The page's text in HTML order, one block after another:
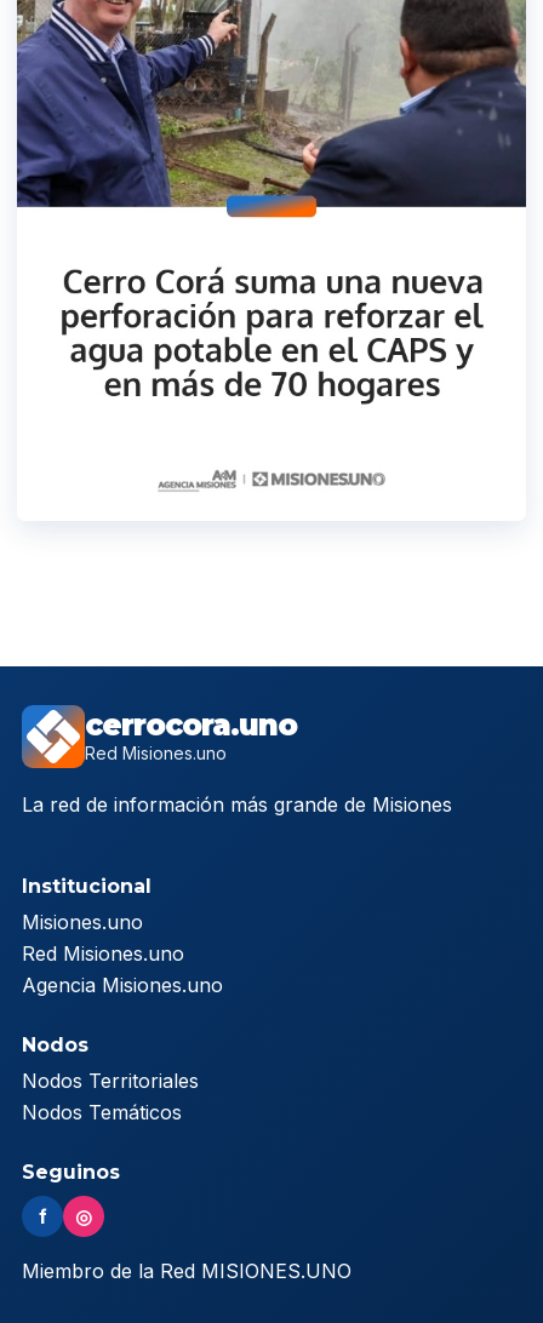
cerrocora.uno
Red Misiones.uno
La red de información más grande de Misiones
Institucional
Misiones.uno
Red Misiones.uno
Agencia Misiones.uno
Nodos
Nodos Territoriales
Nodos Temáticos
Seguinos
f ◎
Miembro de la Red MISIONES.UNO